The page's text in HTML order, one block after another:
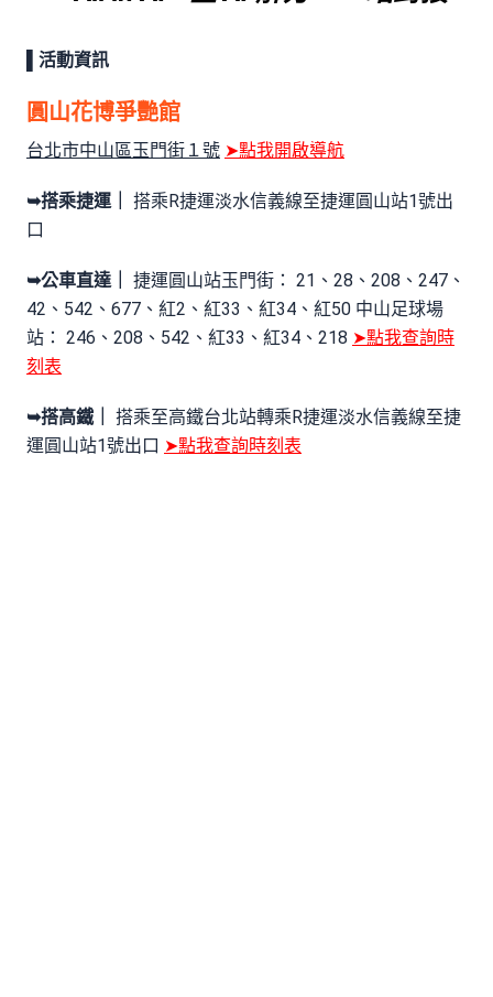
▌活動資訊
圓山花博爭艷館
台北市中山區玉門街１號 ➤點我開啟導航
➥搭乘捷運｜
搭乘R捷運淡水信義線至捷運圓山站1號出
口
➥公車直達｜
捷運圓山站玉門街： 21、28、208、247、
42、542、677、紅2、紅33、紅34、紅50 中山足球場
站： 246、208、542、紅33、紅34、218 ➤點我查詢時
刻表
➥搭高鐵｜
搭乘至高鐵台北站轉乘R捷運淡水信義線至捷
運圓山站1號出口 ➤點我查詢時刻表